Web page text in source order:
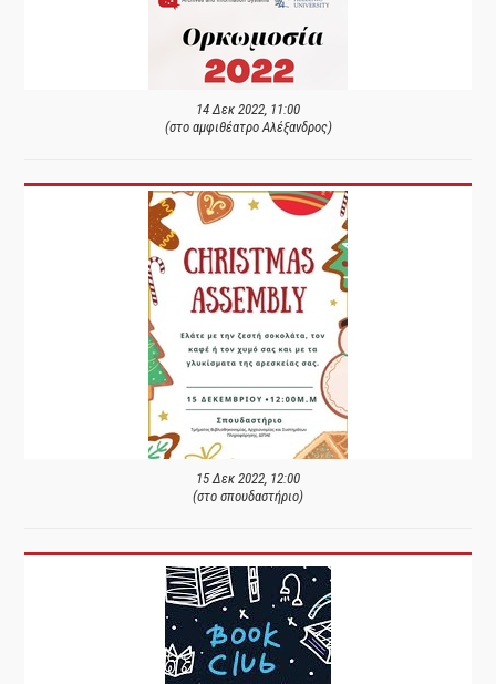
14 Δεκ 2022, 11:00
(στο αμφιθέατρο Αλέξανδρος)
15 Δεκ 2022, 12:00
(στο σπουδαστήριο)